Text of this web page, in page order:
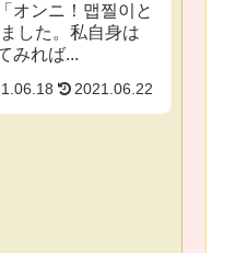
オンニ！맵찔이と
した。私自身は
みれば...
2021.06.22